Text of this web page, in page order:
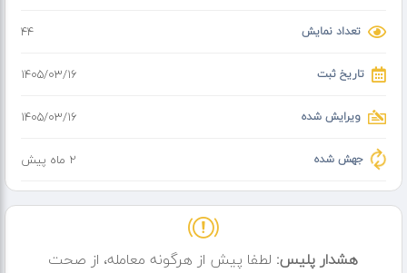
تعداد نمایش 44
تاریخ ثبت ۱۴۰۵/۰۳/۱۶
ویرایش شده ۱۴۰۵/۰۳/۱۶
جهش شده 2 ماه پیش
هشدار پلیس: لطفا پیش از هرگونه معامله، از صحت